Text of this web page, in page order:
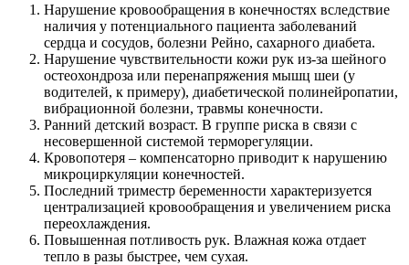
Нарушение кровообращения в конечностях вследствие
наличия у потенциального пациента заболеваний
сердца и сосудов, болезни Рейно, сахарного диабета.
Нарушение чувствительности кожи рук из-за шейного
остеохондроза или перенапряжения мышц шеи (у
водителей, к примеру), диабетической полинейропатии,
вибрационной болезни, травмы конечности.
Ранний детский возраст. В группе риска в связи с
несовершенной системой терморегуляции.
Кровопотеря – компенсаторно приводит к нарушению
микроциркуляции конечностей.
Последний триместр беременности характеризуется
централизацией кровообращения и увеличением риска
переохлаждения.
Повышенная потливость рук. Влажная кожа отдает
тепло в разы быстрее, чем сухая.